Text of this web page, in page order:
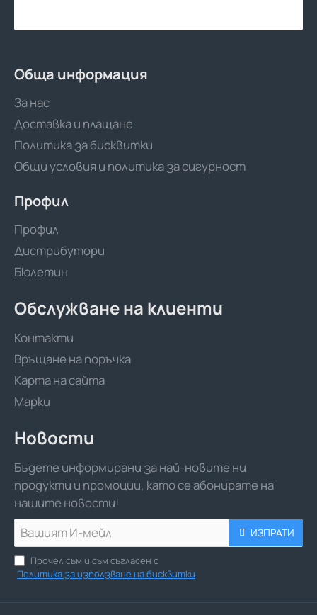
Обща информация
За нас
Доставка и плащане
Политика за бисквитки
Общи условия и политика за сигурност
Профил
Профил
Дистрибутори
Бюлетин
Обслужване на клиенти
Контакти
Връщане на поръчка
Карта на сайта
Марки
Новости
Бъдете информирани за най-новите ни
продукти и промоции, като се абонирате на
нашите новости!
И-
мейл
ИЗПРАТИ
Прочел съм и съм съгласен с
Политика за използване на бисквитки